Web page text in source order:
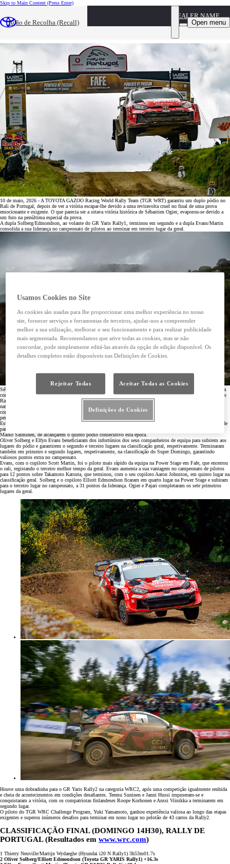
Skip to Main Content (Press Enter)
Ação de Recolha (Recall)
DEALER NAME
Open menu
TOYOTA GAZOO Racing World Rally Team com
duplo pódio no Vodafone Rally de Portugal
10 de maio, 2026 - A TOYOTA GAZOO Racing World Rally Team (TGR WRT) garantiu um duplo pódio no
Rali de Portugal, depois de ver a vitória escapar-lhe devido a uma reviravolta cruel no final de uma prova
emocionante e exigente. O que parecia ser a oitava vitória histórica de Sébastien Ogier, evaporou-se devido a
um furo na penúltima especial da prova.
A dupla Solberg/Edmondson, ao volante do GR Yaris Rally1, terminou em segundo e a dupla Evans/Martin
consolida a sua liderança no campeonato de pilotos ao terminar em terceiro lugar da geral.
Sébastien Ogier parecia estar a caminho de uma vitória que iria ampliar o seu recorde na prova lusa, após uma
condução virtuosa nas difíceis condições de chuva da tarde de sábado. A sua vantagem ao volante do GR Yaris
Rally1, com o copiloto Vincent Landais, era de 17,3 segundos após as duas primeiras passagens de domingo
nas icónicas pistas de terra de Vieira do Minho e Fafe, mas um “golpe de teatro” provocado por um furo nas
condições rochosas da segunda passagem por Vieira do Minho, obrigou a dupla a parar para trocar uma roda,
perdendo cerca de dois minutos.
Esta penúltima etapa trouxe dupla desgraça à equipa, com o terceiro classificado, Sami Pajari, a ter também de
parar em circunstâncias semelhantes durante mais de dois minutos, impedindo-o o jovem piloto e copiloto
Marko Salminen, de alcançarem o quinto pódio consecutivo esta época.
Oliver Solberg e Elfyn Evans beneficiaram dos infortúnios dos seus companheiros de equipa para subirem aos
lugares do pódio e garantirem o segundo e terceiro lugares na classificação geral, respetivamente. Terminaram
também em primeiro e segundo lugares, respetivamente, na classificação do Super Domingo, garantindo
valiosos pontos extra no campeonato.
Evans, com o copiloto Scott Martin, foi o piloto mais rápido da equipa na Power Stage em Fafe, que encerrou
o rali, registando o terceiro melhor tempo da geral. Evans aumenta a sua vantagem no campeonato de pilotos
para 12 pontos sobre Takamoto Katsuta, que terminou, com o seu copiloto Aaron Johnston, em quinto lugar na
classificação geral. Solberg e o copiloto Elliott Edmondson ficaram em quarto lugar na Power Stage e subiram
para o terceiro lugar no campeonato, a 31 pontos da liderança. Ogier e Pajari completaram os sete primeiros
lugares da geral.
Houve uma dobradinha para o GR Yaris Rally2 na categoria WRC2, após uma competição igualmente renhida
e cheia de acontecimentos em condições desafiantes. Teemu Suninen e Janni Hussi impuseram-se e
conquistaram a vitória, com os compatriotas finlandeses Roope Korhonen e Anssi Viinikka a terminarem em
segundo lugar.
O piloto do TGR WRC Challenge Program, Yuki Yamamoto, ganhou experiência valiosa ao longo das etapas
exigentes e superou inúmeros desafios para terminar em nono lugar no pelotão de 43 carros da Rally2.
CLASSIFICAÇÃO FINAL (DOMINGO 14H30), RALLY DE
PORTUGAL (Resultados em www.wrc.com)
1 Thierry Neuville/Martijn Wydaeghe (Hyundai i20 N Rally1) 3h53m01.7s
2 Oliver Solberg/Elliott Edmondson (Toyota GR YARIS Rally1) +16.3s
Usamos Cookies no Site
As cookies são usadas para lhe proporcionar uma melhor experiência no nosso
site, fornecer serviços e ferramentas de terceiros, ajudar-nos a compreender
melhor a sua utilização, melhorar o seu funcionamento e para realizar publicidade
mais segmentada. Recomendamos que ative todas as cookies, mas se não
concordar, pode simplesmente editá-las através da opção de edição disponível. Os
detalhes completos estão disponíveis nas Definições de Cookies.
Rejeitar Todas Aceitar Todas as Cookies
Definições de Cookies